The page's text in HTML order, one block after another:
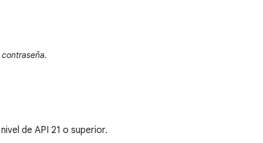
de API 21 o superior.